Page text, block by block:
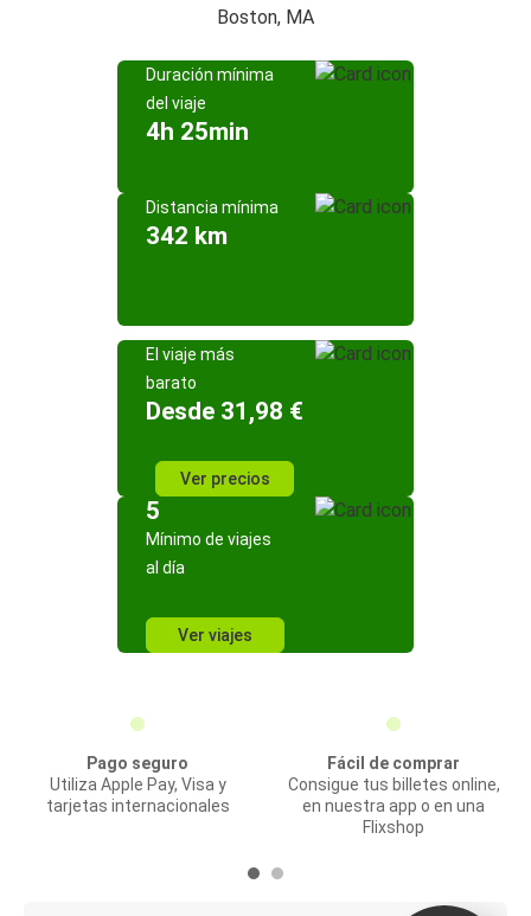
Boston, MA
Duración mínima
del viaje
4h 25min
Distancia mínima
342 km
El viaje más
barato
Desde 31,98 €
Ver precios
5
Mínimo de viajes
al día
Ver viajes
Pago seguro
Utiliza Apple Pay, Visa y
tarjetas internacionales
Fácil de comprar
Consigue tus billetes online,
en nuestra app o en una
Flixshop